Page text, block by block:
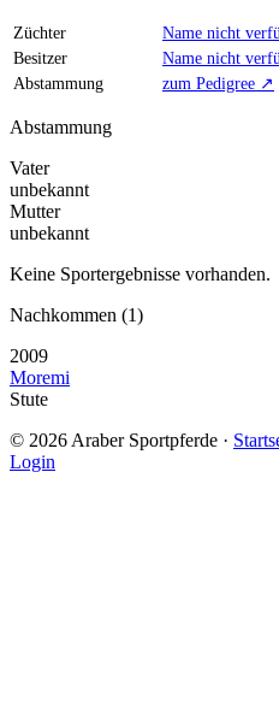
Züchter
Name nicht
Besitzer
Name nicht
Abstammung
zum Pedigree ↗
Abstammung
Vater
unbekannt
Mutter
unbekannt
Keine Sportergebnisse vorhanden.
Nachkommen (1)
2009
Moremi
Stute
© 2026 Araber Sportpferde ·
Login